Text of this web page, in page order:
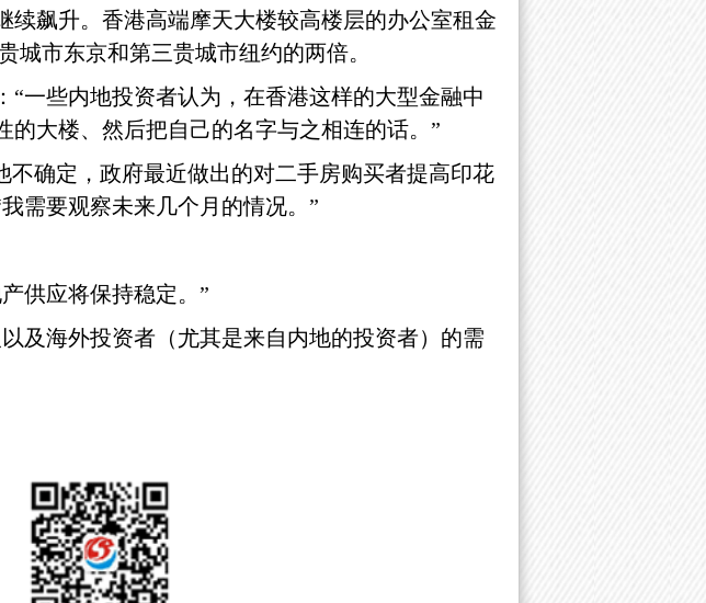
飙升。香港高端摩天大楼较高楼层的办公室租金
城市东京和第三贵城市纽约的两倍。
一些内地投资者认为，在香港这样的大型金融中
大楼、然后把自己的名字与之相连的话。”
确定，政府最近做出的对二手房购买者提高印花
需要观察未来几个月的情况。”
供应将保持稳定。”
及海外投资者（尤其是来自内地的投资者）的需